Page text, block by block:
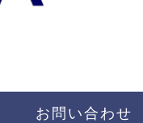
お問い合わせ